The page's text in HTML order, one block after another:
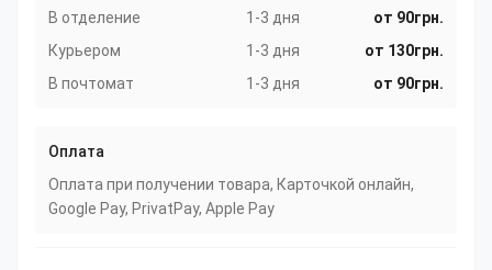
В отделение
1-3 дня
от 90грн.
Курьером
1-3 дня
от 130грн.
В почтомат
1-3 дня от 90грн.
Оплата
Оплата при получении товара, Карточкой онлайн,
Google Pay, PrivatPay, Apple Pay